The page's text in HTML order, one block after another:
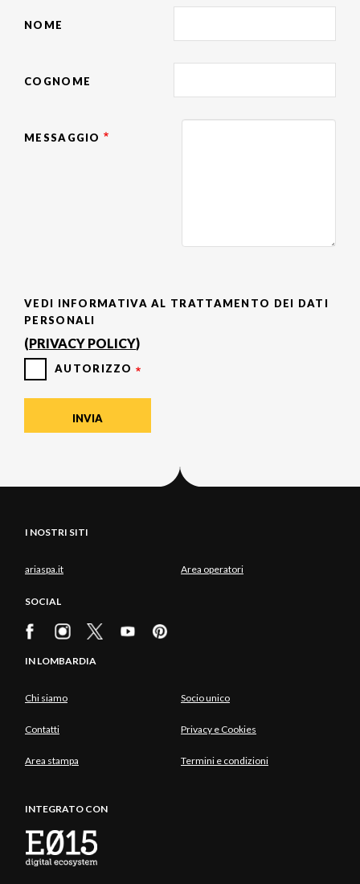
NOME
COGNOME
MESSAGGIO
VEDI INFORMATIVA AL TRATTAMENTO DEI DATI
PERSONALI
(PRIVACY POLICY)
AUTORIZZO
I NOSTRI SITI
ariaspa.it Area operatori
SOCIAL
IN LOMBARDIA
Chi siamo Socio unico
Contatti Privacy e Cookies
Area stampa Termini e condizioni
INTEGRATO CON